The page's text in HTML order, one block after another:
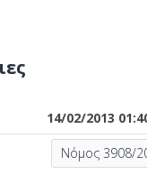
14/02/2013
Νόμος 3908/